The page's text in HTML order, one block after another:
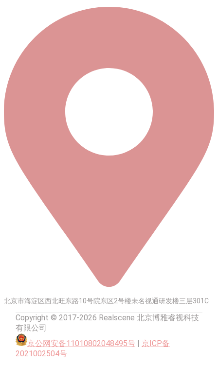
北京市海淀区西北旺东路10号院东区2号楼未名视通研发楼三层301C
Copyright © 2017-2026 Realscene 北京博雅睿视科技
有限公司
京公网安备11010802048495号
京ICP备
2021002504号